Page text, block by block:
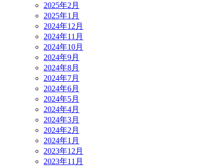
2025年2月
2025年1月
2024年12月
2024年11月
2024年10月
2024年9月
2024年8月
2024年7月
2024年6月
2024年5月
2024年4月
2024年3月
2024年2月
2024年1月
2023年12月
2023年11月